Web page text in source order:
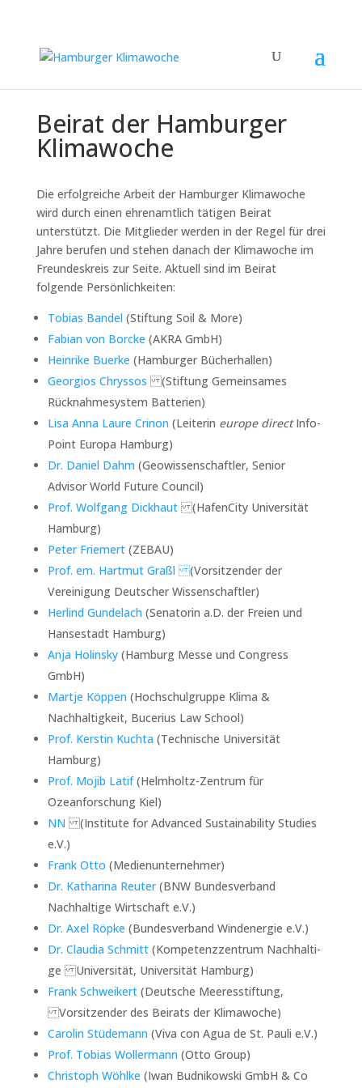
Beirat der Hamburger
Klimawoche
Die erfolgreiche Arbeit der Hamburger Klimawoche
wird durch einen ehrenamtlich tätigen Beirat
unterstützt. Die Mitglieder werden in der Regel für drei
Jahre berufen und stehen danach der Klimawoche im
Freundeskreis zur Seite. Aktuell sind im Beirat
folgende Persönlichkeiten:
Tobias Bandel (Stiftung Soil & More)
Fabian von Borcke (AKRA GmbH)
Heinrike Buerke (Hamburger Bücherhallen)
Georgios Chryssos (Stiftung Gemeinsames
Rücknahmesystem Batterien)
Lisa Anna Laure Crinon (Leiterin europe directInfo-
Point Europa Hamburg)
Dr. Daniel Dahm (Geowissenschaftler, Senior
Advisor World Future Council)
Prof. Wolfgang Dickhaut(HafenCity Universität
Hamburg)
Peter Friemert(ZEBAU)
Prof. em. Hartmut Graßl(Vorsitzender der
Vereinigung Deutscher Wissenschaftler)
Herlind Gundelach (Senatorin a.D. der Freien und
Hansestadt Hamburg)
Anja Holinsky(Hamburg Messe und Congress
GmbH)
Martje Köppen (Hochschulgruppe Klima &
Nachhaltigkeit, Bucerius Law School)
Prof. Kerstin Kuchta (Technische Universität
Hamburg)
Prof. Mojib Latif(Helmholtz-Zentrum für
Ozeanforschung Kiel)
NN (Institute for Advanced Sustainability Studies
e.V.)
Frank Otto (Medienunternehmer)
Dr. Katharina Reuter(BNW Bundesverband
Nachhaltige Wirtschaft e.V.)
Dr. Axel Röpke (Bundesverband Windenergie e.V.)
Dr. Claudia Schmitt(Kom­pe­tenz­zen­trum Nach­hal­ti­
ge Uni­ver­si­tät, Universität Hamburg)
Frank Schweikert(Deutsche Meeresstiftung,
Vorsitzender des Beirats der Klimawoche)
Carolin Stüdemann (Viva con Agua de St. Pauli e.V.)
Prof. Tobias Wollermann (Otto Group)
Christoph Wöhlke (Iwan Budnikowski GmbH & Co